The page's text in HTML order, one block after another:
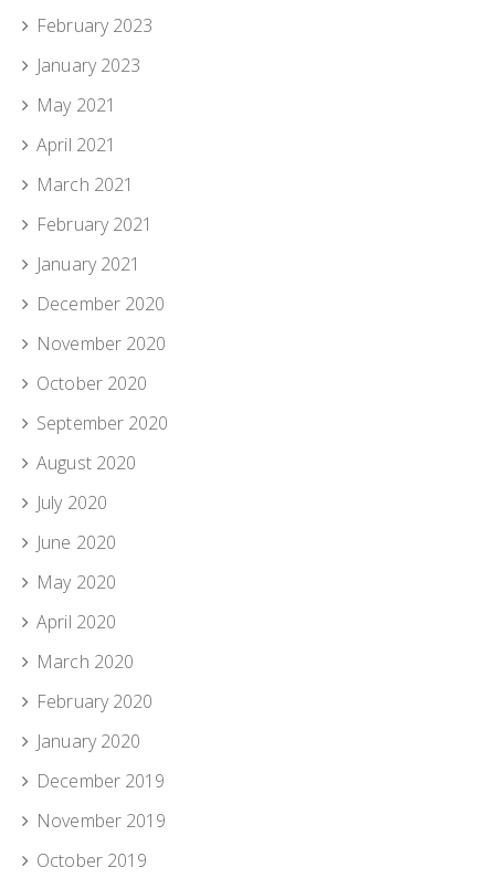
February 2023
January 2023
May 2021
April 2021
March 2021
February 2021
January 2021
December 2020
November 2020
October 2020
September 2020
August 2020
July 2020
June 2020
May 2020
April 2020
March 2020
February 2020
January 2020
December 2019
November 2019
October 2019